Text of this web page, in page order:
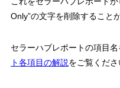
Only”の文字を削除すること
セラーハブレポートの項目
ト各項目の解説をご覧くださ